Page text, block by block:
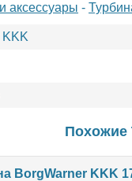
аксессуары -
KKK
Похожие
BorgWarner KKK